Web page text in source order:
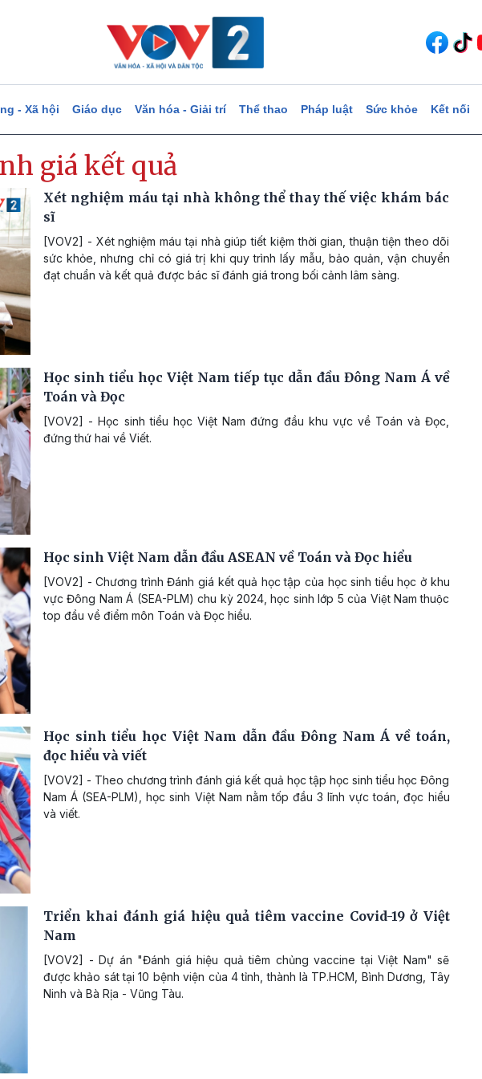
- Xã hội Giáo dục Văn hóa - Giải trí Thể thao Pháp luật Sức khỏe Kết nối
giá kết quả
Xét nghiệm máu tại nhà không thể thay thế việc khám bác
sĩ
[VOV2] - Xét nghiệm máu tại nhà giúp tiết kiệm thời gian, thuận tiện theo dõi
sức khỏe, nhưng chỉ có giá trị khi quy trình lấy mẫu, bảo quản, vận chuyển
đạt chuẩn và kết quả được bác sĩ đánh giá trong bối cảnh lâm sàng.
Học sinh tiểu học Việt Nam tiếp tục dẫn đầu Đông Nam Á về
Toán và Đọc
[VOV2] - Học sinh tiểu học Việt Nam đứng đầu khu vực về Toán và Đọc,
đứng thứ hai về Viết.
Học sinh Việt Nam dẫn đầu ASEAN về Toán và Đọc hiểu
[VOV2] - Chương trình Đánh giá kết quả học tập của học sinh tiểu học ở khu
vực Đông Nam Á (SEA-PLM) chu kỳ 2024, học sinh lớp 5 của Việt Nam thuộc
top đầu về điểm môn Toán và Đọc hiểu.
Học sinh tiểu học Việt Nam dẫn đầu Đông Nam Á về toán,
đọc hiểu và viết
[VOV2] - Theo chương trình đánh giá kết quả học tập học sinh tiểu học Đông
Nam Á (SEA-PLM), học sinh Việt Nam nằm tốp đầu 3 lĩnh vực toán, đọc hiểu
và viết.
Triển khai đánh giá hiệu quả tiêm vaccine Covid-19 ở Việt
Nam
[VOV2] - Dự án "Đánh giá hiệu quả tiêm chủng vaccine tại Việt Nam" sẽ
được khảo sát tại 10 bệnh viện của 4 tỉnh, thành là TP.HCM, Bình Dương, Tây
Ninh và Bà Rịa - Vũng Tàu.